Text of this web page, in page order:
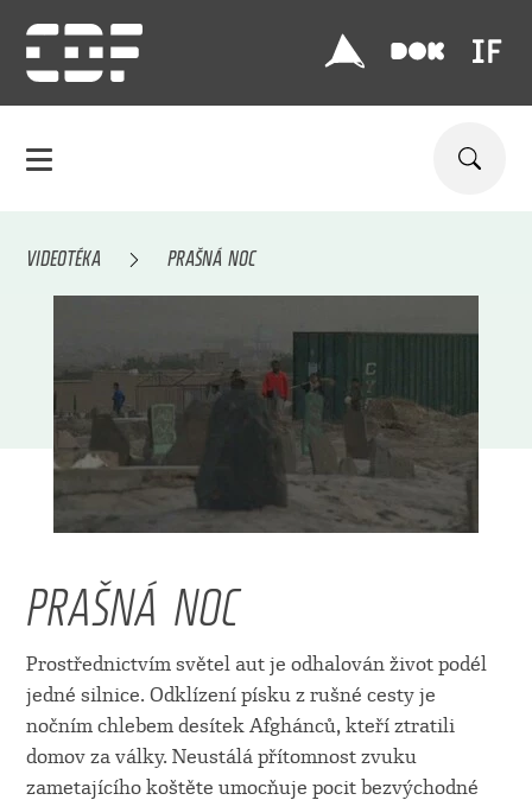
VIDEOTÉKA PRAŠNÁ NOC
PRAŠNÁ NOC
Prostřednictvím světel aut je odhalován život podél
jedné silnice. Odklízení písku z rušné cesty je
nočním chlebem desítek Afghánců, kteří ztratili
domov za války. Neustálá přítomnost zvuku
zametajícího koštěte umocňuje pocit bezvýchodné